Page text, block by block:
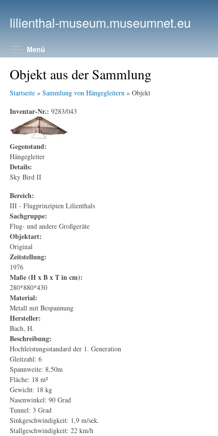
lilienthal-museum.museumnet.eu
Menü
Objekt aus der Sammlung
Startseite » Sammlung von Hängegleitern » Objekt
Inventar-Nr.: 9283/043
Gegenstand:
Hängegleiter
Details:
Sky Bird II
Bereich:
III - Flugprinzipien Lilienthals
Sachgruppe:
Flug- und andere Großgeräte
Objektart:
Original
Zeitstellung:
1976
Maße (H x B x T in cm):
280*880*430
Material:
Metall mit Bespannung
Hersteller:
Bach, H.
Beschreibung:
Hochleistungsstandard der 1. Generation
Gleitzahl: 6
Spannweite: 8,50m
Fläche: 18 m²
Gewicht: 18 kg
Nasenwinkel: 90 Grad
Tunnel: 3 Grad
Sinkgeschwindigkeit: 1,9 m/sek.
Stallgeschwindigkeit: 22 km/h